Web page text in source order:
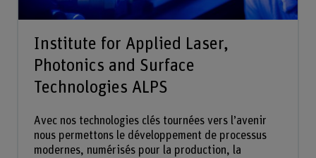
Institute for Applied Laser,
Photonics and Surface
Technologies ALPS
Avec nos technologies clés tournées vers l’avenir
nous permettons le développement de processus
modernes, numérisés pour la production, la